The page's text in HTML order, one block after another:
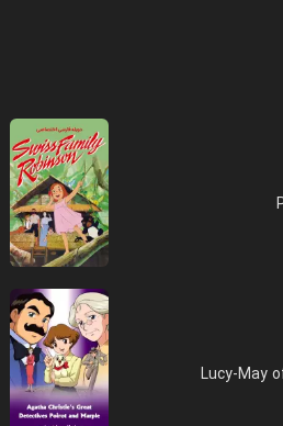
Lucy-May